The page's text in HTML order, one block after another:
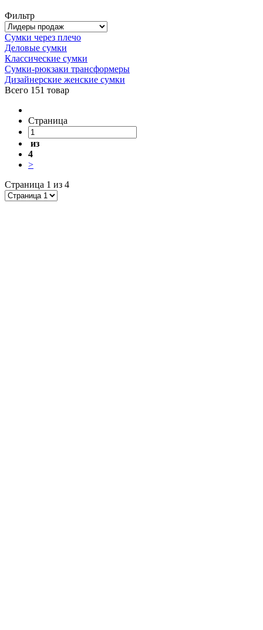
Фильтр
Сумки через плечо
Деловые сумки
Классические сумки
Сумки-рюкзаки трансформеры
Дизайнерские женские сумки
Всего 151 товар
Страница
из
4
>
Страница 1 из 4